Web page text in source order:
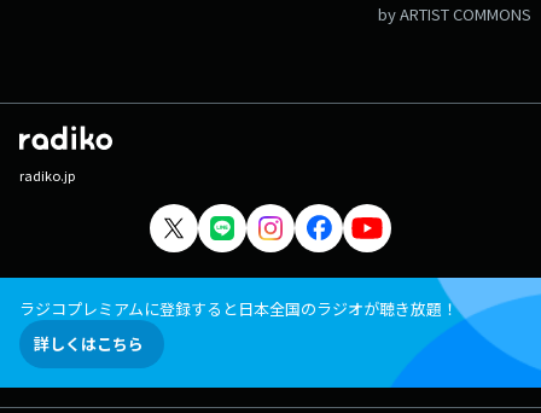
by ARTIST COMMONS
radiko.jp
ラジコプレミアムに登録すると日本全国のラジオが聴き放題！
詳しくはこちら